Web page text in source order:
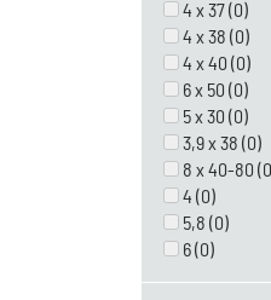
4 x 37(0)
4 x 38 (0)
4 x 40 (0)
6 x 50 (0)
5 x 30 (0)
3,9 x 38 (0)
8 x 40-80
4 (0)
5,8 (0)
6(0)